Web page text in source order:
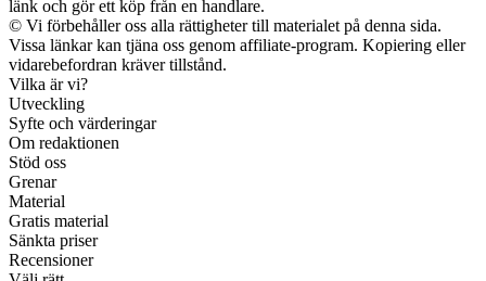
länk och gör ett köp från en handlare.
© Vi förbehåller oss alla rättigheter till materialet på denna sida.
Vissa länkar kan tjäna oss genom affiliate-program. Kopiering eller
vidarebefordran kräver tillstånd.
Vilka är vi?
Utveckling
Syfte och värderingar
Om redaktionen
Stöd oss
Grenar
Material
Gratis material
Sänkta priser
Recensioner